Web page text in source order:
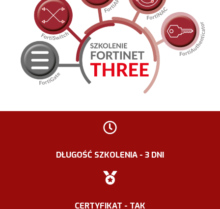
DŁUGOŚĆ SZKOLENIA - 3 DNI
CERTYFIKAT - TAK